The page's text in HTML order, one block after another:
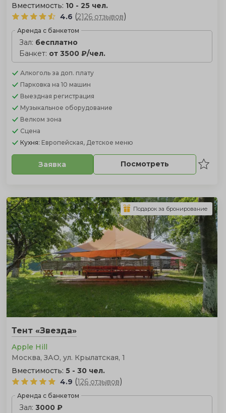
Вместимость: 10 - 25 чел.
4.6 (2126 отзывов)
Аренда с банкетом
Зал: бесплатно
Банкет: от 3500 ₽/чел.
Алкоголь за доп. плату
Парковка на 10 машин
Выездная регистрация
Музыкальное оборудование
Велком зона
Сцена
Кухня: Европейская, Детское меню
Заявка Посмотреть
Тент «Звезда»
Apple Hill
Москва, ЗАО, ул. Крылатская, 1
Вместимость: 5 - 30 чел.
4.9 (126 отзывов)
Аренда с банкетом
Зал: 3000 ₽
Подарок за бронирование